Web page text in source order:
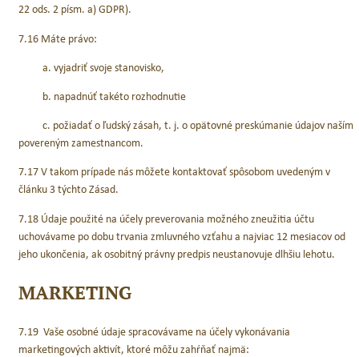
22 ods. 2 písm. a) GDPR).
7.16 Máte právo:
a. vyjadriť svoje stanovisko,
b. napadnúť takéto rozhodnutie
c. požiadať o ľudský zásah, t. j. o opätovné preskúmanie údajov naším
povereným zamestnancom.
7.17 V takom prípade nás môžete kontaktovať spôsobom uvedeným v
článku 3 týchto Zásad.
7.18 Údaje použité na účely preverovania možného zneužitia účtu
uchovávame po dobu trvania zmluvného vzťahu a najviac 12 mesiacov od
jeho ukončenia, ak osobitný právny predpis neustanovuje dlhšiu lehotu.
MARKETING
7.19 Vaše osobné údaje spracovávame na účely vykonávania
marketingových aktivít, ktoré môžu zahŕňať najmä: